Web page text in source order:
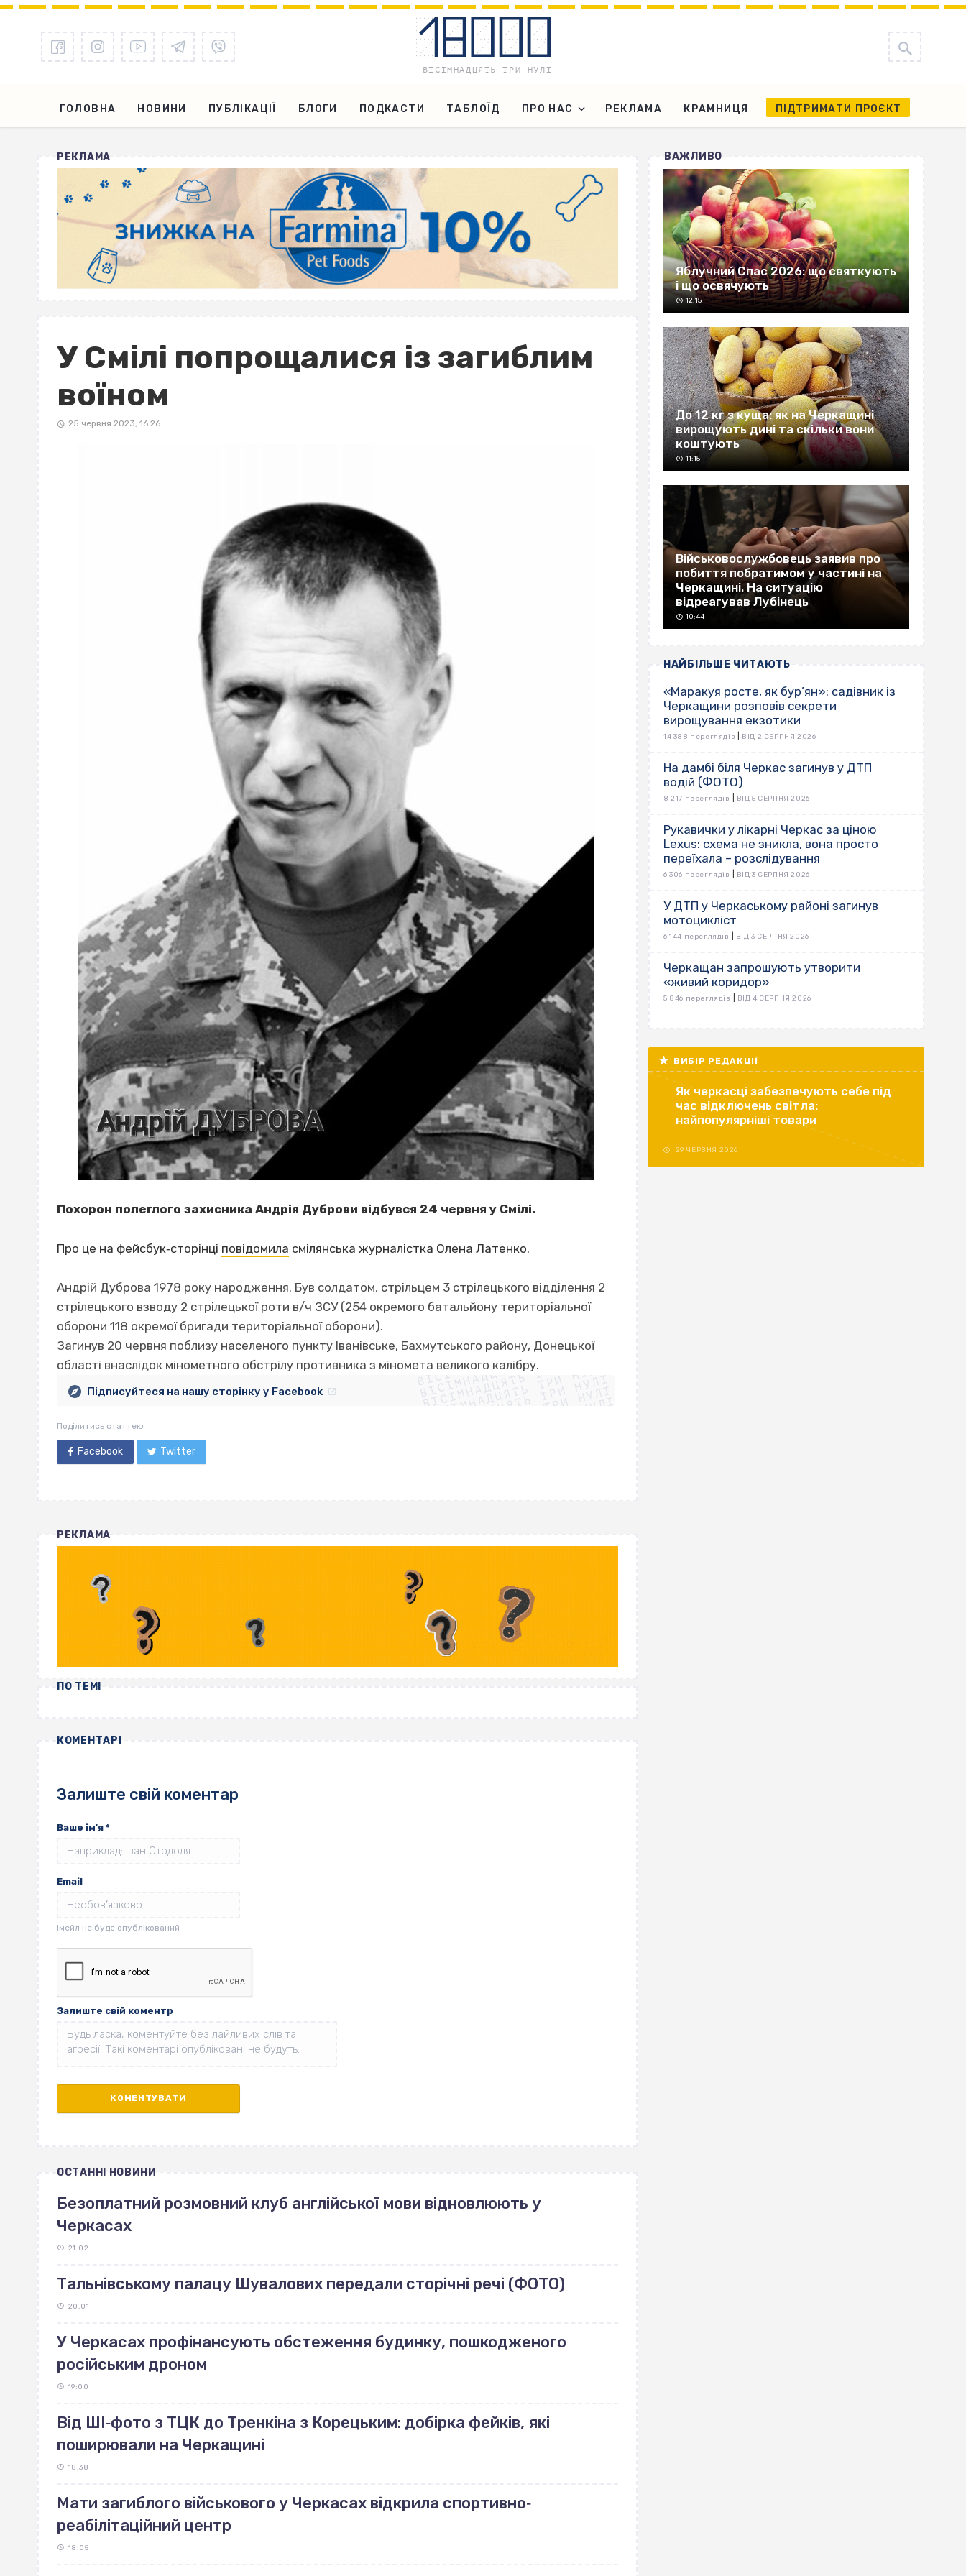
ГОЛОВНА НОВИНИ ПУБЛІКАЦІЇ БЛОГИ ПОДКАСТИ ТАБЛОЇД ПРО НАС РЕКЛАМА КРАМНИЦЯ ПІДТРИМАТИ ПРОЄКТ
РЕКЛАМА
У Смілі попрощалися із загиблим
воїном
25 червня 2023, 16:26
Похорон полеглого захисника Андрія Дуброви відбувся 24 червня у Смілі.
Про це на фейсбук‐сторінці повідомила смілянська журналістка Олена Латенко.
Андрій Дуброва 1978 року народження. Був солдатом, стрільцем 3 стрілецького відділення 2
стрілецького взводу 2 стрілецької роти в/ч ЗСУ (254 окремого батальйону територіальної
оборони 118 окремої бригади територіальної оборони).
Загинув 20 червня поблизу населеного пункту Іванівське, Бахмутського району, Донецької
області внаслідок мінометного обстрілу противника з міномета великого калібру.
ВІСІМНАДЦЯТЬ ТРИ НУЛІ
ВІСІМНАДЦЯТЬ ТРИ НУЛІ
ВІСІМНАДЦЯТЬ ТРИ НУЛІ
ВІСІМНАДЦЯТЬ ТРИ НУЛІ
ВІСІМНАДЦЯТЬ ТРИ НУЛІ
ВІСІМНАДЦЯТЬ ТРИ НУЛІ
ВІСІМНАДЦЯТЬ ТРИ НУЛІ
Підписуйтеся на нашу сторінку у Facebook
Поділитись статтею
Facebook Twitter
РЕКЛАМА
ПО ТЕМІ
КОМЕНТАРІ
Залиште свій коментар
Ваше ім'я *
Email
Залиште свій коментр
ОСТАННІ НОВИНИ
Безоплатний розмовний клуб англійської мови відновлюють у
Черкасах
21:02
Тальнівському палацу Шувалових передали сторічні речі (ФОТО)
20:01
У Черкасах профінансують обстеження будинку, пошкодженого
російським дроном
19:00
Від ШІ‐фото з ТЦК до Тренкіна з Корецьким: добірка фейків, які
поширювали на Черкащині
18:38
Мати загиблого військового у Черкасах відкрила спортивно‐
реабілітаційний центр
18:05
ВАЖЛИВО
Яблучний Спас 2026: що святкують
і що освячують
12:15
До 12 кг з куща: як на Черкащині
вирощують дині та скільки вони
коштують
11:15
Військовослужбовець заявив про
побиття побратимом у частині на
Черкащині. На ситуацію
відреагував Лубінець
10:44
НАЙБІЛЬШЕ ЧИТАЮТЬ
«Маракуя росте, як бур’ян»: садівник із
Черкащини розповів секрети
вирощування екзотики
14 388 переглядів ВІД 2 СЕРПНЯ 2026
На дамбі біля Черкас загинув у ДТП
водій (ФОТО)
8 217 переглядів ВІД 5 СЕРПНЯ 2026
Рукавички у лікарні Черкас за ціною
Lexus: схема не зникла, вона просто
переїхала – розслідування
6 306 переглядів ВІД 3 СЕРПНЯ 2026
У ДТП у Черкаському районі загинув
мотоцикліст
6 144 переглядів ВІД 3 СЕРПНЯ 2026
Черкащан запрошують утворити
«живий коридор»
5 846 переглядів ВІД 4 СЕРПНЯ 2026
ВИБІР РЕДАКЦІЇ
Як черкасці забезпечують себе під
час відключень світла:
найпопулярніші товари
29 ЧЕРВНЯ 2026